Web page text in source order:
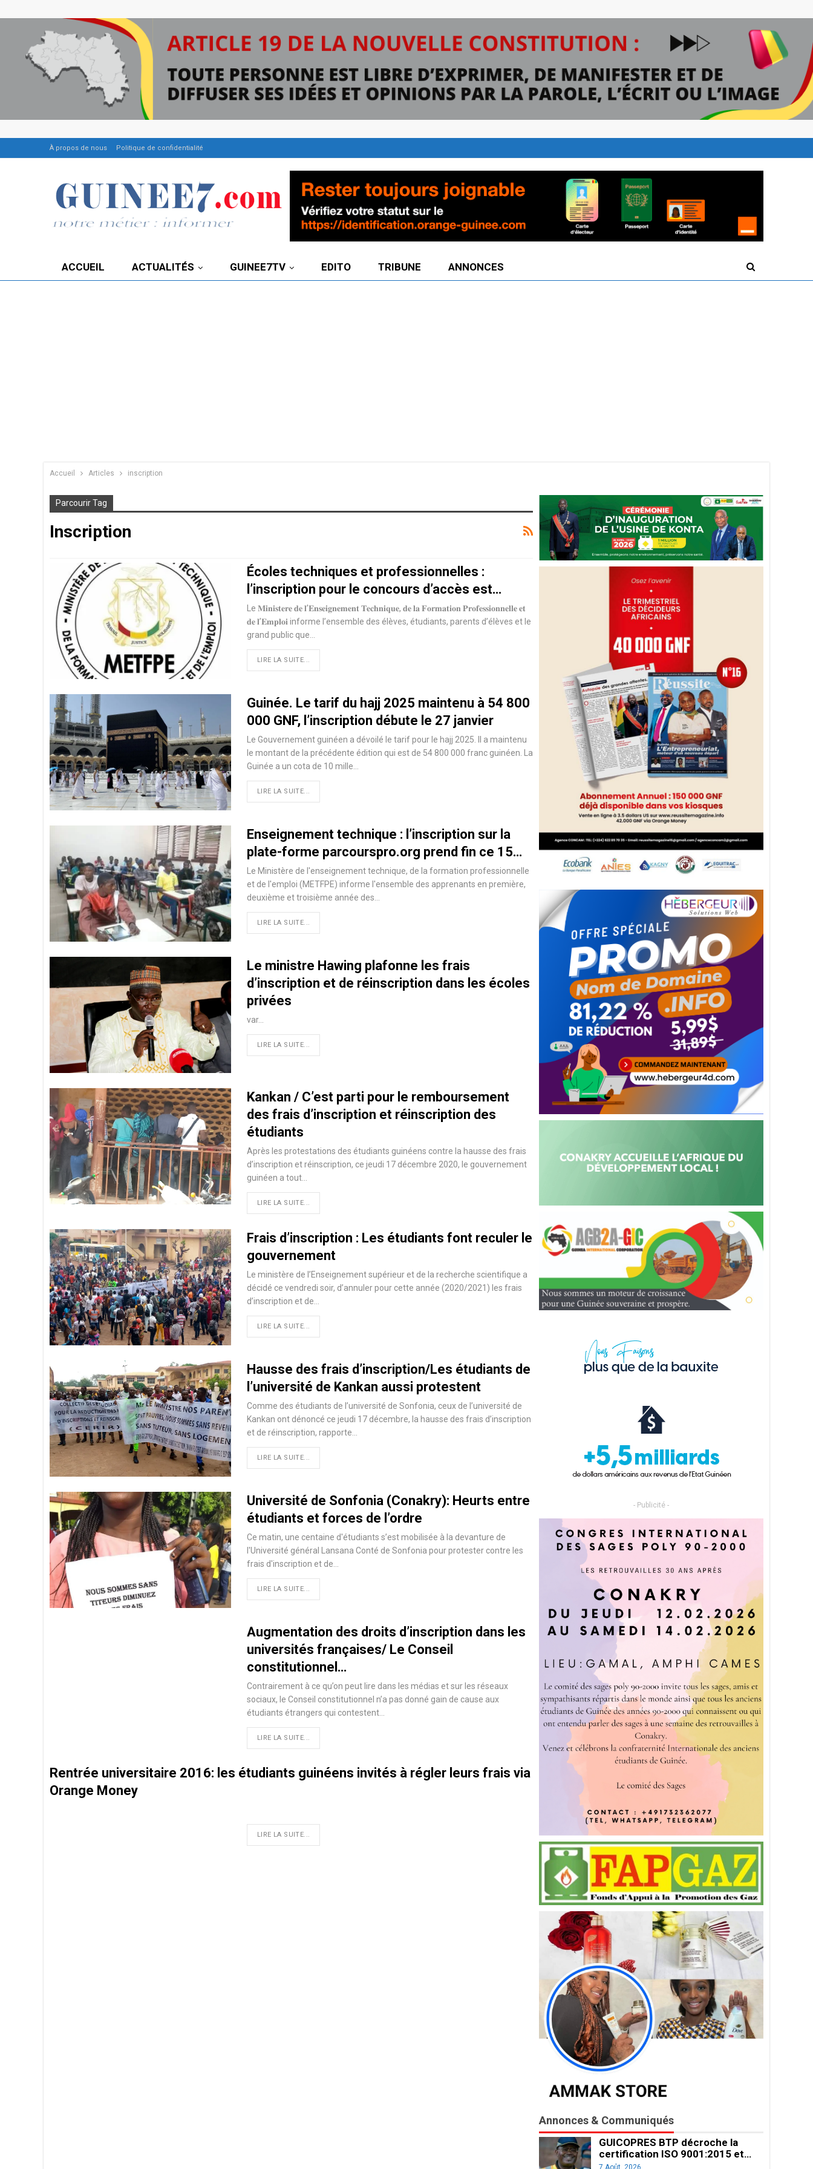
À propos de nous Politique de confidentialité
ACCUEIL ACTUALITÉS GUINEE7TV EDITO TRIBUNE ANNONCES
Accueil Articles inscription
Parcourir Tag
Inscription
Écoles techniques et professionnelles :
l’inscription pour le concours d’accès est…
Le 𝐌𝐢𝐧𝐢𝐬𝐭𝐞𝐫𝐞 𝐝𝐞 𝐥’𝐄𝐧𝐬𝐞𝐢𝐠𝐧𝐞𝐦𝐞𝐧𝐭 𝐓𝐞𝐜𝐡𝐧𝐢𝐪𝐮𝐞, 𝐝𝐞 𝐥𝐚 𝐅𝐨𝐫𝐦𝐚𝐭𝐢𝐨𝐧 𝐏𝐫𝐨𝐟𝐞𝐬𝐬𝐢𝐨𝐧𝐧𝐞𝐥𝐥𝐞 𝐞𝐭
𝐝𝐞 𝐥’𝐄𝐦𝐩𝐥𝐨𝐢 informe l’ensemble des élèves, étudiants, parents d’élèves et le
grand public que…
LIRE LA SUITE...
Guinée. Le tarif du hajj 2025 maintenu à 54 800
000 GNF, l’inscription débute le 27 janvier
Le Gouvernement guinéen a dévoilé le tarif pour le hajj 2025. Il a maintenu
le montant de la précédente édition qui est de 54 800 000 franc guinéen. La
Guinée a un cota de 10 mille…
LIRE LA SUITE...
Enseignement technique : l’inscription sur la
plate-forme parcourspro.org prend fin ce 15…
Le Ministère de l'enseignement technique, de la formation professionnelle
et de l'emploi (METFPE) informe l'ensemble des apprenants en première,
deuxième et troisième année des…
LIRE LA SUITE...
Le ministre Hawing plafonne les frais
d’inscription et de réinscription dans les écoles
privées
var…
LIRE LA SUITE...
Kankan / C’est parti pour le remboursement
des frais d’inscription et réinscription des
étudiants
Après les protestations des étudiants guinéens contre la hausse des frais
d’inscription et réinscription, ce jeudi 17 décembre 2020, le gouvernement
guinéen a tout
LIRE LA SUITE...
Frais d’inscription : Les étudiants font reculer le
gouvernement
Le ministère de l’Enseignement supérieur et de la recherche scientifique a
décidé ce vendredi soir, d’annuler pour cette année (2020/2021) les frais
d’inscription et de
LIRE LA SUITE...
Hausse des frais d’inscription/Les étudiants de
l’université de Kankan aussi protestent
Comme des étudiants de l’université de Sonfonia, ceux de l’université de
Kankan ont dénoncé ce jeudi 17 décembre, la hausse des frais d’inscription
et de réinscription, rapporte
LIRE LA SUITE...
Université de Sonfonia (Conakry): Heurts entre
étudiants et forces de l’ordre
Ce matin, une centaine d'étudiants s’est mobilisée à la devanture de
l'Université général Lansana Conté de Sonfonia pour protester contre les
frais d'inscription et de
LIRE LA SUITE...
Augmentation des droits d’inscription dans les
universités françaises/ Le Conseil
constitutionnel…
Contrairement à ce qu’on peut lire dans les médias et sur les réseaux
sociaux, le Conseil constitutionnel n’a pas donné gain de cause aux
étudiants étrangers qui contestent
LIRE LA SUITE...
Rentrée universitaire 2016: les étudiants guinéens invités à régler leurs frais via
Orange Money
LIRE LA SUITE...
- Publicité -
Annonces & Communiqués
GUICOPRES BTP décroche la
certification ISO 9001:2015 et…